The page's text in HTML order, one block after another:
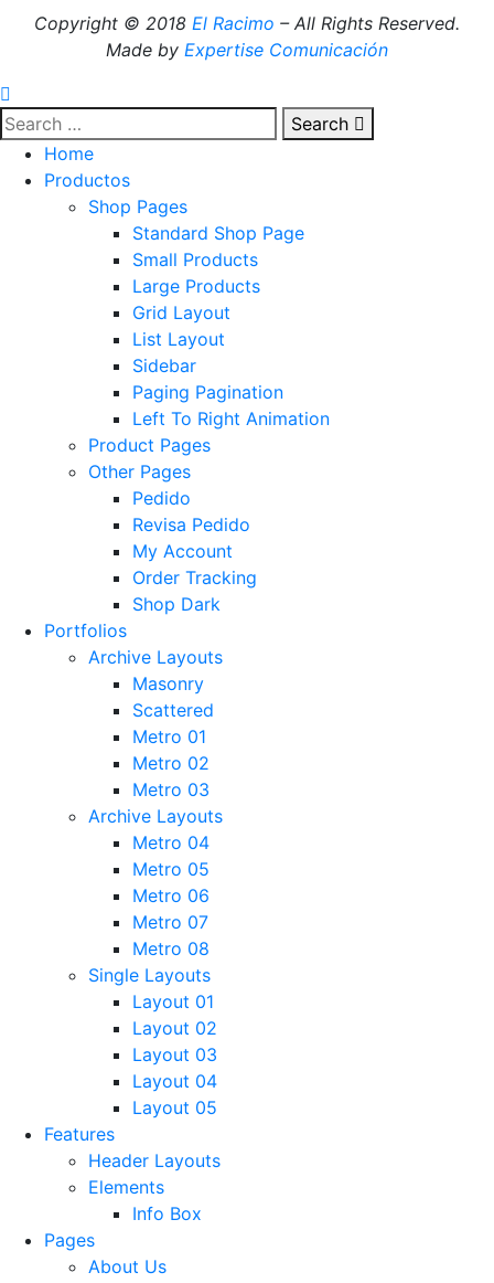
Copyright © 2018 El Racimo – All Rights Reserved.
Made by Expertise Comunicación
Search
Home
Productos
Shop Pages
Standard Shop Page
Small Products
Large Products
Grid Layout
List Layout
Sidebar
Paging Pagination
Left To Right Animation
Product Pages
Other Pages
Pedido
Revisa Pedido
My Account
Order Tracking
Shop Dark
Portfolios
Archive Layouts
Masonry
Scattered
Metro 01
Metro 02
Metro 03
Archive Layouts
Metro 04
Metro 05
Metro 06
Metro 07
Metro 08
Single Layouts
Layout 01
Layout 02
Layout 03
Layout 04
Layout 05
Features
Header Layouts
Elements
Info Box
Pages
About Us